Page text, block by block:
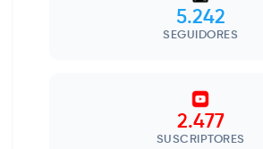
5.242
SEGUIDORES
2.477
SUSCRIPTORES